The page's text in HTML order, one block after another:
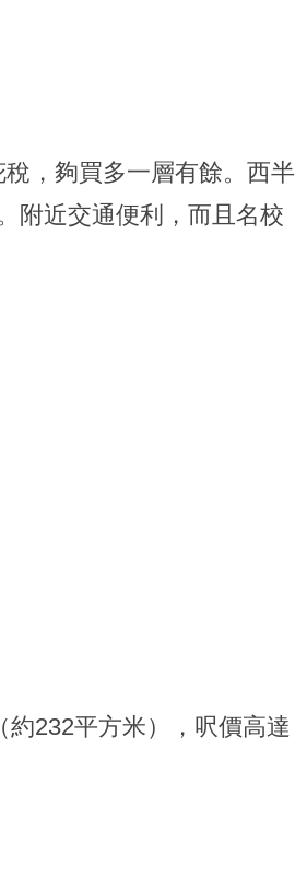
，夠買多一層有餘。西半
附近交通便利，而且名校
232平方米），呎價高達